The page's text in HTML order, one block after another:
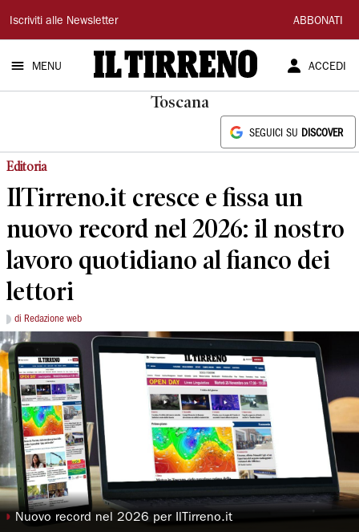
Il
Tirreno
Iscriviti alle Newsletter ABBONATI
MENU ACCEDI
Toscana
SEGUICI SU DISCOVER
Editoria
IlTirreno.it cresce e fissa un
nuovo record nel 2026: il nostro
lavoro quotidiano al fianco dei
lettori
di Redazione web
◗ Nuovo record nel 2026 per IlTirreno.it